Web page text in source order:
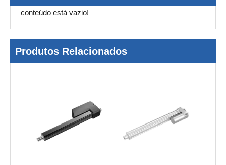
conteúdo está vazio!
Produtos Relacionados